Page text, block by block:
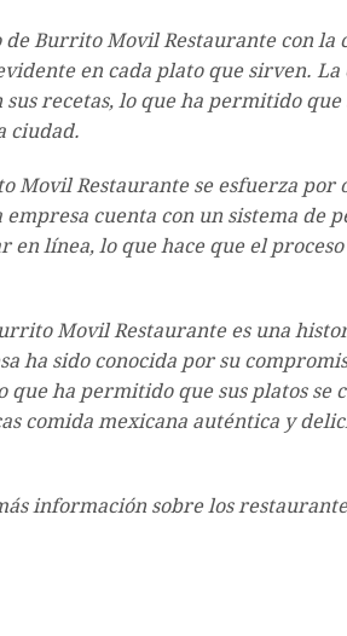
de Burrito Movil Restaurante con
en cada plato que sirven.
sus recetas, lo que ha permitido
ciudad.
Movil Restaurante se esfuerza
empresa cuenta con un sistema
en línea, lo que hace que el
Movil Restaurante es una
ha sido conocida por su
que ha permitido que sus platos se
comida mexicana auténtica y
información sobre los